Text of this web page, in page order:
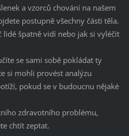
a vzorců chování na našem
postupně všechny části těla.
lidé špatně vidí nebo jak si vyléčit
se sami sobě pokládat ty
si mohli provést analýzu
pokud se v budoucnu nějaké
zdravotního problému,
chtít zeptat.